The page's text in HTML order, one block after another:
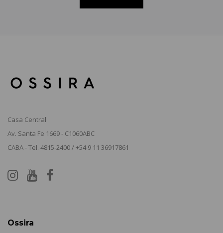
Casa Central
Av. Santa Fe 1669 - C1060ABC
CABA - Tel. 4815-2400 / +54 9 11 36917861
Ossira